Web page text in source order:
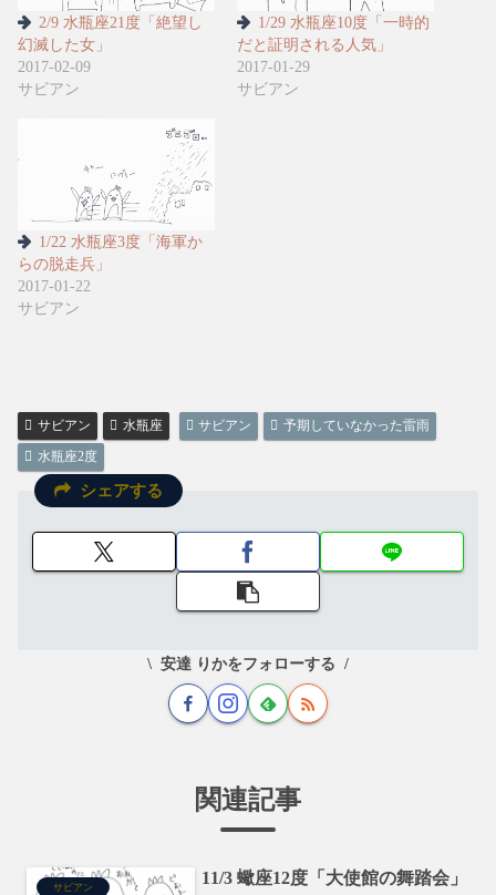
2/9 水瓶座21度「絶望し
幻滅した女」
2017-02-09
サビアン
1/29 水瓶座10度「一時的
だと証明される人気」
2017-01-29
サビアン
1/22 水瓶座3度「海軍か
らの脱走兵」
2017-01-22
サビアン
サビアン 水瓶座 サビアン
予期していなかった雷雨
水瓶座2度
シェアする
安達 りかをフォローする
関連記事
サビアン 11/3 蠍座12度「大使館の舞踏会」